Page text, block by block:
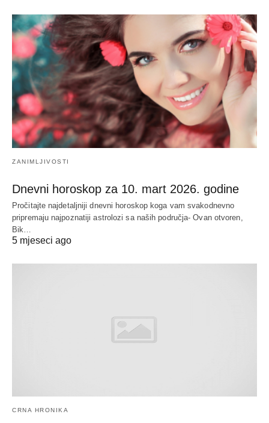
ZANIMLJIVOSTI
Dnevni horoskop za 10. mart 2026. godine
Pročitajte najdetaljniji dnevni horoskop koga vam svakodnevno
pripremaju najpoznatiji astrolozi sa naših područja- Ovan otvoren,
Bik…
5 mjeseci ago
CRNA HRONIKA